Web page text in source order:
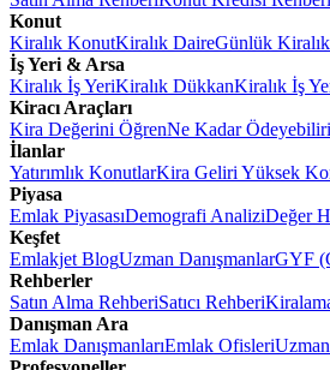
Konut
Kiralık KonutKiralık DaireGünlük
İş Yeri & Arsa
Kiralık İş YeriKiralık DükkanKiralık İş
Kiracı Araçları
Kira Değerini ÖğrenNe Kadar
İlanlar
Yatırımlık KonutlarKira Geliri Yüksek
Piyasa
Emlak PiyasasıDemografi AnaliziDeğer
Keşfet
Emlakjet BlogUzman DanışmanlarGYF
Rehberler
Satın Alma RehberiSatıcı Rehberi
Danışman Ara
Emlak DanışmanlarıEmlak Ofisleri